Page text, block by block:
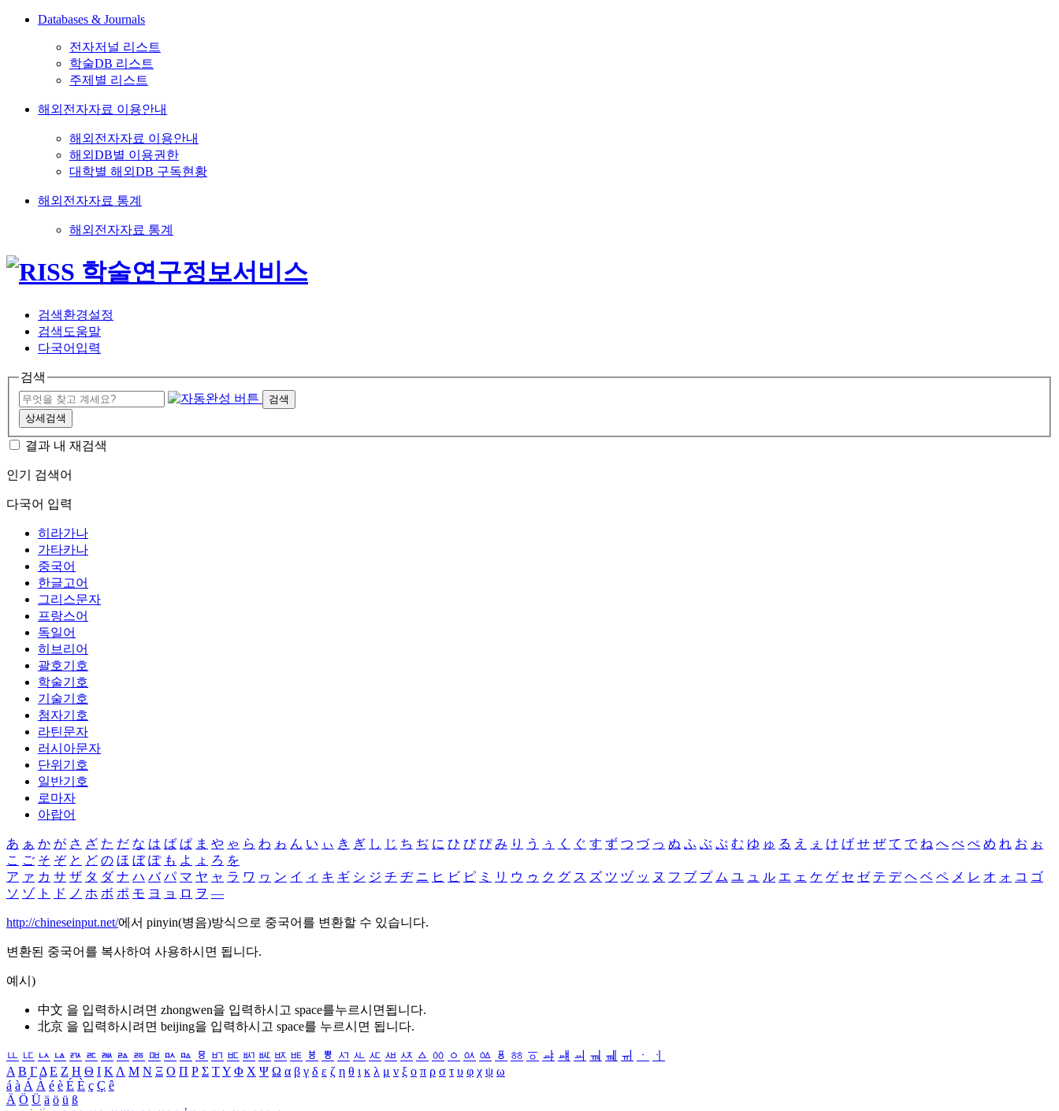
Databases & Journals
전자저널 리스트
학술DB 리스트
주제별 리스트
해외전자자료 이용안내
해외전자자료 이용안내
해외DB별 이용권한
대학별 해외DB 구독현황
해외전자자료 통계
해외전자자료 통계
검색환경설정
검색도움말
다국어입력
검색
검색
상세검색
결과 내 재검색
인기 검색어
다국어 입력
히라가나
가타카나
중국어
한글고어
그리스문자
프랑스어
독일어
히브리어
괄호기호
학술기호
기술기호
첨자기호
라틴문자
러시아문자
단위기호
일반기호
로마자
아랍어
あ ぁ か が さ ざ た だ な は ば ぱ ま や ゃ ら わ ゎ ん い ぃ き ぎ し じ ち ぢ に ひ び ぴ み り う ぅ く ぐ す ず つ づ っ ぬ ふ ぶ ぷ む ゆ ゅ る え ぇ け げ せ ぜ て で ね へ べ ぺ め れ お ぉ
こ ご そ ぞ と ど の ほ ぼ ぽ も よ ょ ろ を
ア ァ カ サ ザ タ ダ ナ ハ バ パ マ ヤ ャ ラ ワ ヮ ン イ ィ キ ギ シ ジ チ ヂ ニ ヒ ビ ピ ミ リ ウ ゥ ク グ ス ズ ツ ヅ ッ ヌ フ ブ プ ム ユ ュ ル エ ェ ケ ゲ セ ゼ テ デ ヘ ベ ペ メ レ オ ォ コ ゴ
ソ ゾ ト ド ノ ホ ボ ポ モ ヨ ョ ロ ヲ ―
http://chineseinput.net/에서 pinyin(병음)방식으로 중국어를 변환할 수 있습니다.
변환된 중국어를 복사하여 사용하시면 됩니다.
예시)
中文 을 입력하시려면 zhongwen을 입력하시고 space를누르시면됩니다.
北京 을 입력하시려면 beijing을 입력하시고 space를 누르시면 됩니다.
ㅥ ㅦ ㅧ ㅨ ㅩ ㅪ ㅫ ㅬ ㅭ ㅮ ㅯ ㅰ ㅱ ㅲ ㅳ ㅴ ㅵ ㅶ ㅷ ㅸ ㅹ ㅺ ㅻ ㅼ ㅽ ㅾ ㅿ ㆀ ㆁ ㆂ ㆃ ㆄ ㆅ ㆆ ㆇ ㆈ ㆉ ㆊ ㆋ ㆌ ㆍ
ㆎ
Α Β ΓΔ Ε Ζ Η Θ Ι ΚΛ Μ Ν Ξ Ο Π Ρ Σ ΤΥ Φ Χ Ψ Ω α β γ δ ε ζ η θ ι κ λ μ ν ξ ο π ρ σ τ υ φ χ ψ ω
á à Á À é è É È ç Ç ê
Ä Ö Ü ä ö ü ß